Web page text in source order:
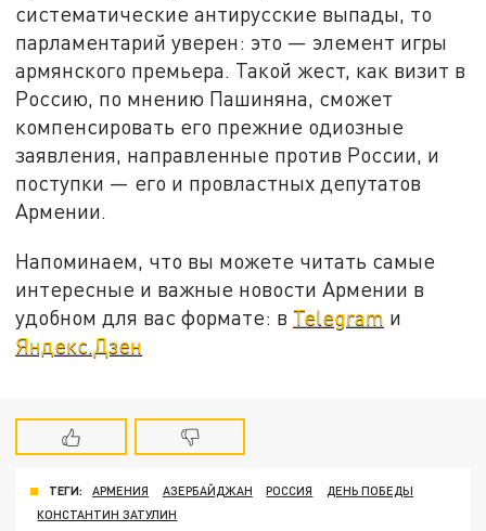
систематические антирусские выпады, то
парламентарий уверен: это — элемент игры
армянского премьера. Такой жест, как визит в
Россию, по мнению Пашиняна, сможет
компенсировать его прежние одиозные
заявления, направленные против России, и
поступки — его и провластных депутатов
Армении.
Напоминаем, что вы можете читать самые
интересные и важные новости Армении в
удобном для вас формате: в Telegram и
Яндекс.Дзен
ТЕГИ: АРМЕНИЯ АЗЕРБАЙДЖАН РОССИЯ
ДЕНЬ ПОБЕДЫ
КОНСТАНТИН ЗАТУЛИН